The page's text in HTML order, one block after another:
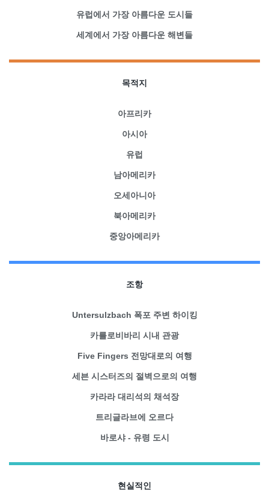
유럽에서 가장 아름다운 도시들
세계에서 가장 아름다운 해변들
목적지
아프리카
아시아
유럽
남아메리카
오세아니아
북아메리카
중앙아메리카
조항
Untersulzbach 폭포 주변 하이킹
카를로비바리 시내 관광
Five Fingers 전망대로의 여행
세븐 시스터즈의 절벽으로의 여행
카라라 대리석의 채석장
트리글라브에 오르다
바로샤 - 유령 도시
현실적인